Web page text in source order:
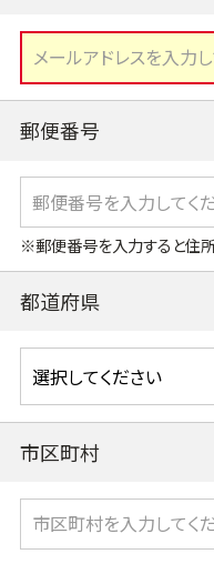
郵便番号
※郵便番号を入力すると住
都道府県
市区町村